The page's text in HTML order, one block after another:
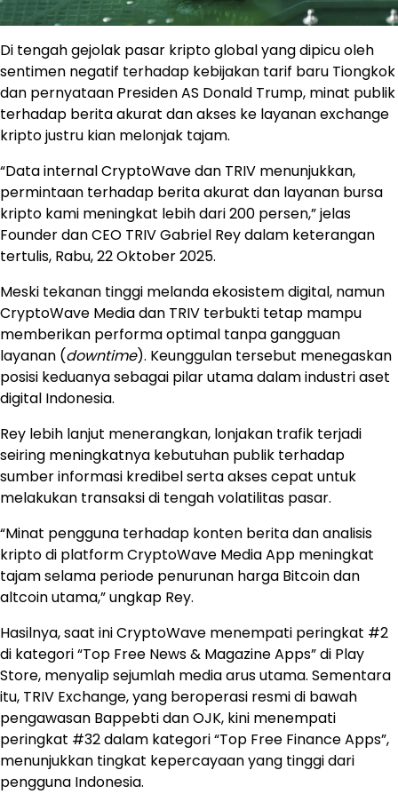
Di tengah gejolak pasar kripto global yang dipicu oleh
sentimen negatif terhadap kebijakan tarif baru Tiongkok
dan pernyataan Presiden AS Donald Trump, minat publik
terhadap berita akurat dan akses ke layanan exchange
kripto justru kian melonjak tajam.
“Data internal CryptoWave dan TRIV menunjukkan,
permintaan terhadap berita akurat dan layanan bursa
kripto kami meningkat lebih dari 200 persen,” jelas
Founder dan CEO TRIV Gabriel Rey dalam keterangan
tertulis, Rabu, 22 Oktober 2025.
Meski tekanan tinggi melanda ekosistem digital, namun
CryptoWave Media dan TRIV terbukti tetap mampu
memberikan performa optimal tanpa gangguan
layanan (downtime). Keunggulan tersebut menegaskan
posisi keduanya sebagai pilar utama dalam industri aset
digital Indonesia.
Rey lebih lanjut menerangkan, lonjakan trafik terjadi
seiring meningkatnya kebutuhan publik terhadap
sumber informasi kredibel serta akses cepat untuk
melakukan transaksi di tengah volatilitas pasar.
“Minat pengguna terhadap konten berita dan analisis
kripto di platform CryptoWave Media App meningkat
tajam selama periode penurunan harga Bitcoin dan
altcoin utama,” ungkap Rey.
Hasilnya, saat ini CryptoWave menempati peringkat #2
di kategori “Top Free News & Magazine Apps” di Play
Store, menyalip sejumlah media arus utama. Sementara
itu, TRIV Exchange, yang beroperasi resmi di bawah
pengawasan Bappebti dan OJK, kini menempati
peringkat #32 dalam kategori “Top Free Finance Apps”,
menunjukkan tingkat kepercayaan yang tinggi dari
pengguna Indonesia.